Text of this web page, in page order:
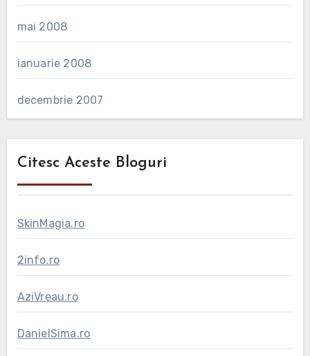
mai 2008
ianuarie 2008
decembrie 2007
Citesc Aceste Bloguri
SkinMagia.ro
2info.ro
AziVreau.ro
DanielSima.ro